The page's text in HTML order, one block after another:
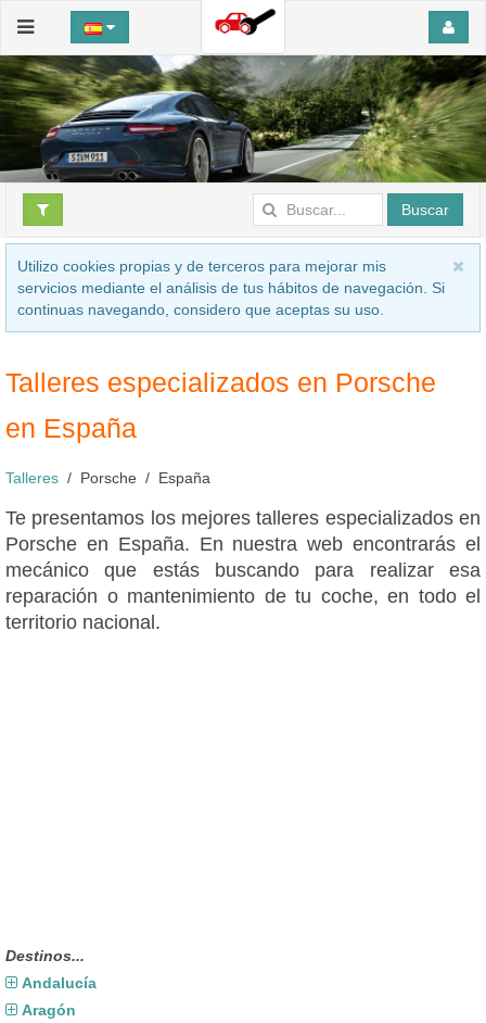
Buscar
Utilizo cookies propias y de terceros para mejorar mis
servicios mediante el análisis de tus hábitos de navegación. Si
continuas navegando, considero que aceptas su uso.
Talleres especializados en Porsche
en España
Talleres Porsche España
Te presentamos los mejores talleres especializados en
Porsche en España. En nuestra web encontrarás el
mecánico que estás buscando para realizar esa
reparación o mantenimiento de tu coche, en todo el
territorio nacional.
Destinos...
Andalucía
Aragón